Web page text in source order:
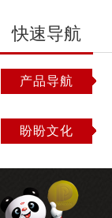
快速导航
产品导航
盼盼文化